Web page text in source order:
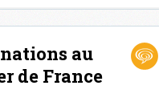
au
de France